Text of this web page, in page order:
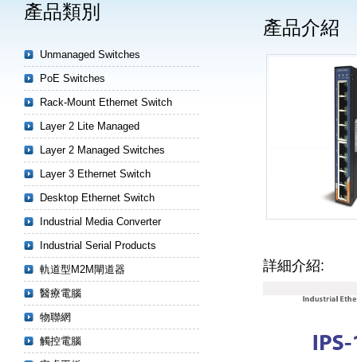
產品介紹
詳細介紹:
產品類別
Unmanaged Switches
PoE Switches
Rack-Mount Ethernet Switch
Layer 2 Lite Managed
Layer 2 Managed Switches
Layer 3 Ethernet Switch
Desktop Ethernet Switch
Industrial Media Converter
Industrial Serial Products
軌道型M2M閘道器
醫療電腦
物聯網
觸控電腦